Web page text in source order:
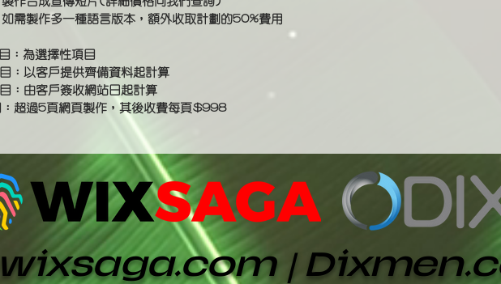
需製作多一種語言版本，額外收取計劃的50%費用
：為選擇性項目
：以客戶提供齊備資料起計算
：由客戶簽收網站日起計算
超過5頁網頁製作，其後收費每頁$998
wixsaga.com｜